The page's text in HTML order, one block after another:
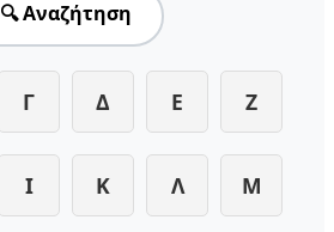
🔍 Αναζήτηση
Γ Δ Ε Ζ
Ι Κ Λ Μ